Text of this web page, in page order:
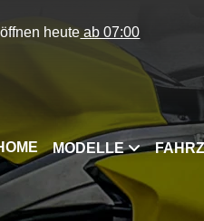
heute ab 07:00
MODELLE